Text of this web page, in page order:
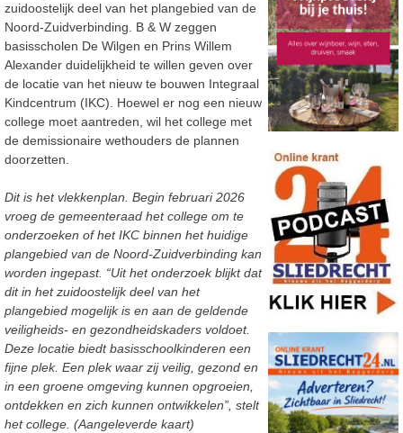
zuidoostelijk deel van het plangebied van de
Noord-Zuidverbinding. B & W zeggen
basisscholen De Wilgen en Prins Willem
Alexander duidelijkheid te willen geven over
de locatie van het nieuw te bouwen Integraal
Kindcentrum (IKC). Hoewel er nog een nieuw
college moet aantreden, wil het college met
de demissionaire wethouders de plannen
doorzetten.
Dit is het vlekkenplan. Begin februari 2026
vroeg de gemeenteraad het college om te
onderzoeken of het IKC binnen het huidige
plangebied van de Noord-Zuidverbinding kan
worden ingepast. “Uit het onderzoek blijkt dat
dit in het zuidoostelijk deel van het
plangebied mogelijk is en aan de geldende
veiligheids- en gezondheidskaders voldoet.
Deze locatie biedt basisschoolkinderen een
fijne plek. Een plek waar zij veilig, gezond en
in een groene omgeving kunnen opgroeien,
ontdekken en zich kunnen ontwikkelen”, stelt
het college. (Aangeleverde kaart)